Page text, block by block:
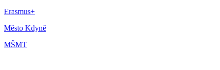
Erasmus+
Město Kdyně
MŠMT